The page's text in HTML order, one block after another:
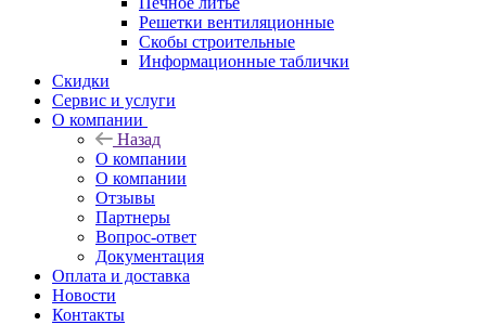
Решетки вентиляционные
Скобы строительные
Информационные таблички
Скидки
Сервис и услуги
О компании
Назад
О компании
О компании
Отзывы
Партнеры
Вопрос-ответ
Документация
Оплата и доставка
Новости
Контакты